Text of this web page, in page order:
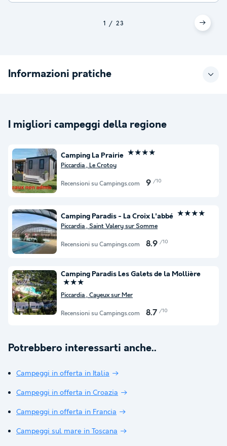
1 23
Informazioni pratiche
I migliori campeggi della regione
Camping La Prairie ★★★★
Piccardia , Le Crotoy
Recensioni su Campings.com 9 /10
Camping Paradis - La Croix L'abbé ★★★★
Piccardia , Saint Valery sur Somme
Recensioni su Campings.com 8.9 /10
Camping Paradis Les Galets de la Mollière
★★★
Piccardia , Cayeux sur Mer
Recensioni su Campings.com 8.7 /10
Potrebbero interessarti anche..
Campeggi in offerta in Italia
Campeggi in offerta in Croazia
Campeggi in offerta in Francia
Campeggi sul mare in Toscana